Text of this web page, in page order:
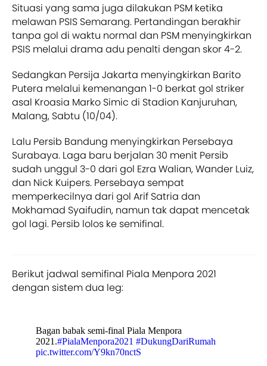
Situasi yang sama juga dilakukan PSM ketika
melawan PSIS Semarang. Pertandingan berakhir
tanpa gol di waktu normal dan PSM menyingkirkan
PSIS melalui drama adu penalti dengan skor 4-2.
Sedangkan Persija Jakarta menyingkirkan Barito
Putera melalui kemenangan 1-0 berkat gol striker
asal Kroasia Marko Simic di Stadion Kanjuruhan,
Malang, Sabtu (10/04).
Lalu Persib Bandung menyingkirkan Persebaya
Surabaya. Laga baru berjalan 30 menit Persib
sudah unggul 3-0 dari gol Ezra Walian, Wander Luiz,
dan Nick Kuipers. Persebaya sempat
memperkecilnya dari gol Arif Satria dan
Mokhamad Syaifudin, namun tak dapat mencetak
gol lagi. Persib lolos ke semifinal.
Berikut jadwal semifinal Piala Menpora 2021
dengan sistem dua leg:
Bagan babak semi-final Piala Menpora
2021.#PialaMenpora2021 #DukungDariRumah
pic.twitter.com/Y9kn70nctS